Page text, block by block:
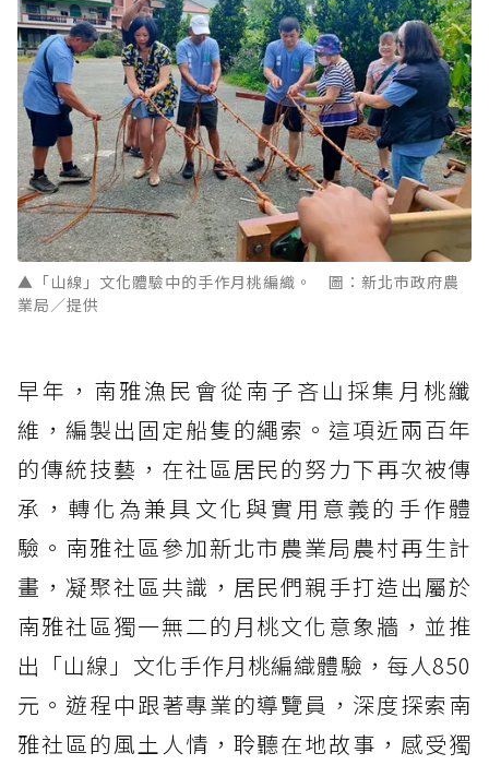
▲「山線」文化體驗中的手作月桃編織。 圖：新北市政府農
業局／提供
早年，南雅漁民會從南子吝山採集月桃纖
維，編製出固定船隻的繩索。這項近兩百年
的傳統技藝，在社區居民的努力下再次被傳
承，轉化為兼具文化與實用意義的手作體
驗。南雅社區參加新北市農業局農村再生計
畫，凝聚社區共識，居民們親手打造出屬於
南雅社區獨一無二的月桃文化意象牆，並推
出「山線」文化手作月桃編織體驗，每人850
元。遊程中跟著專業的導覽員，深度探索南
雅社區的風土人情，聆聽在地故事，感受獨